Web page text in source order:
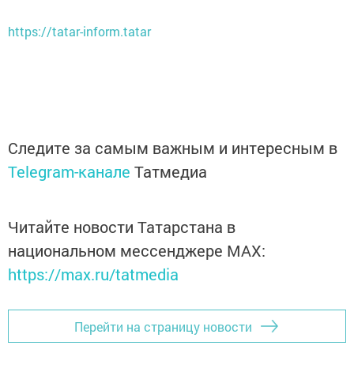
https://tatar-inform.tatar
Следите за самым важным и интересным в
Telegram-канале Татмедиа
Читайте новости Татарстана в
национальном мессенджере MАХ:
https://max.ru/tatmedia
Перейти на страницу новости